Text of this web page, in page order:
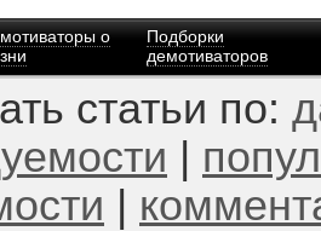
о
Подборки
демотиваторов
статьи по: